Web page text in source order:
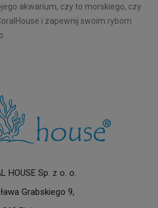
akwarium, czy to morskiego, czy
i zapewnij swoim rybom
HOUSE Sp. z o. o.
Grabskiego 9,